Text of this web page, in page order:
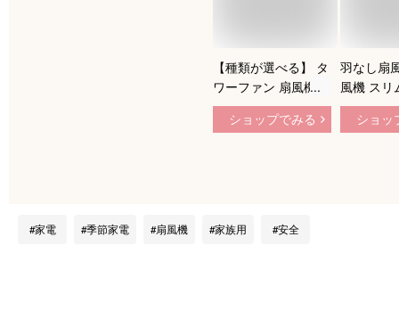
【種類が選べる】 タ
ワーファン 扇風機
DCモーター スリム
コンパクト スリムフ
簡単操作 アイリスオ
ショップでみる
羽なし扇
風機 スリ
ファン 羽
リム サ
ショッ
家電 季節家電 扇風機 家族用 安全